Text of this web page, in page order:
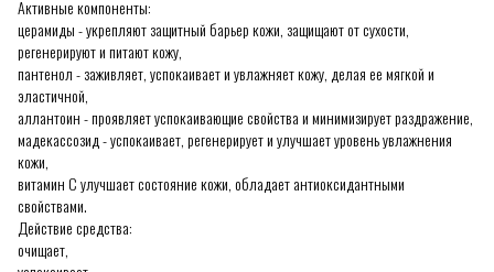
Активные компоненты:
церамиды - укрепляют защитный барьер кожи, защищают от сухости,
регенерируют и питают кожу,
пантенол - заживляет, успокаивает и увлажняет кожу, делая ее мягкой и
эластичной,
аллантоин - проявляет успокаивающие свойства и минимизирует раздражение,
мадекассозид - успокаивает, регенерирует и улучшает уровень увлажнения
кожи,
витамин С улучшает состояние кожи, обладает антиоксидантными
свойствами.
Действие средства:
очищает,